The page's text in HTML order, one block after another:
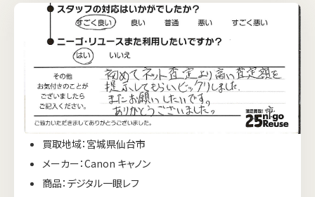
買取地域：宮城県仙台市
メーカー：Canon キャノン
商品：デジタル一眼レフ